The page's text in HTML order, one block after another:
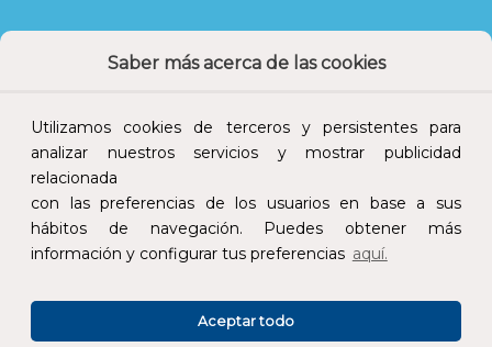
Saber más acerca de las cookies
Utilizamos cookies de terceros y persistentes para
analizar nuestros servicios y mostrar publicidad
relacionada
con las preferencias de los usuarios en base a sus
hábitos de navegación. Puedes obtener más
información y configurar tus preferencias aquí.
Aceptar todo
CONÓCENOS